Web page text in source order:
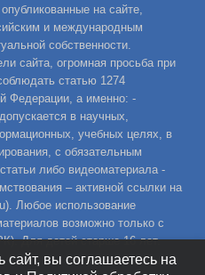
на сайте,
и международным
собственности.
сайта, огромная просьба при
статью 1274
Федерации, а именно: -
в научных,
учебных целях, в
с обязательным
либо видеоматериала -
– активной ссылки на
Любое использование
возможно только с
Для детей старше 16 лет.
сайт, вы соглашаетесь на